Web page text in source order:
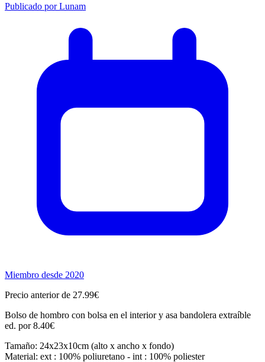
Publicado porLunam
Miembro desde 2020
Precio anterior de 27.99€
Bolso de hombro con bolsa en el interior y asa bandolera extraíble
ed. por 8.40€
Tamaño: 24x23x10cm (alto x ancho x fondo)
Material: ext : 100% poliuretano - int : 100% poliester